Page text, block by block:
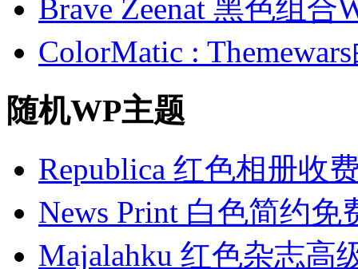
Brave Zeenat 黑色组合
ColorMatic :
随机WP主题
Republica 红色相册收
News Print 白色简约免
Majalahku 红色杂志高